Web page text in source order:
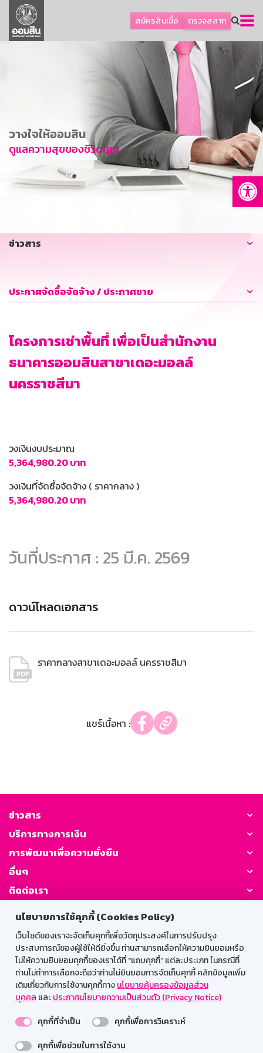
นโยบายการใช้คุกกี้ (Cookies Policy)
เว็บไซต์ของเราจะจัดเก็บคุกกี้เพื่อวัตถุประสงค์ในการปรับปรุง
ประสบการณ์ของผู้ใช้ให้ดียิ่งขึ้น ท่านสามารถเลือกให้ความยินยอมหรือ
ไม่ให้ความยินยอมคุกกี้ของเราได้ที่ "แถบคุกกี้” แต่ละประเภท ในกรณีที่
ท่านไม่ทำการเลือกจะถือว่าท่านไม่ยินยอมการจัดเก็บคุกกี้ คลิกข้อมูลเพิ่ม
เติมเกี่ยวกับการใช้งานคุกกี้ทางนโยบายคุ้มครองข้อมูลส่วน
บุคคล และประกาศนโยบายความเป็นส่วนตัว (Privacy Notice)
คุกกี้ที่จำเป็น
คุกกี้เพื่อการวิเคราะห์
คุกกี้เพื่อช่วยในการใช้งาน
สมัครสินเชื่อ ตรวจสลาก
ลูกค้าธุรกิจ
ลูกค้าผู้ประกอบรายย่อย
การพัฒนาที่ยั่งยืน
ข่าวสาร
บริการทางการเงิน
อื่นๆ
วางใจให้ออมสิน
ดูแลความสุขของชีวิตคุณ
ข่าวสาร
ประกาศจัดซื้อจัดจ้าง / ประกาศขาย
โครงการเช่าพื้นที่ เพื่อเป็นสำนักงาน
ธนาคารออมสินสาขาเดอะมอลล์
นครราชสีมา
วงเงินงบประมาณ
5,364,980.20 บาท
วงเงินที่จัดซื้อจัดจ้าง ( ราคากลาง )
5,364,980.20 บาท
วันที่ประกาศ : 25 มี.ค. 2569
ดาวน์โหลดเอกสาร
ราคากลางสาขาเดอะมอลล์ นครราชสีมา
แชร์เนื้อหา :
ข่าวสาร
บริการทางการเงิน
การพัฒนาเพื่อความยั่งยืน
อื่นๆ
ติดต่อเรา
GSB Society:
สำหรับพนักงาน
Web HR
GSB Wisdom
M-Search
เข้าสู่ระบบเน็ตเมล